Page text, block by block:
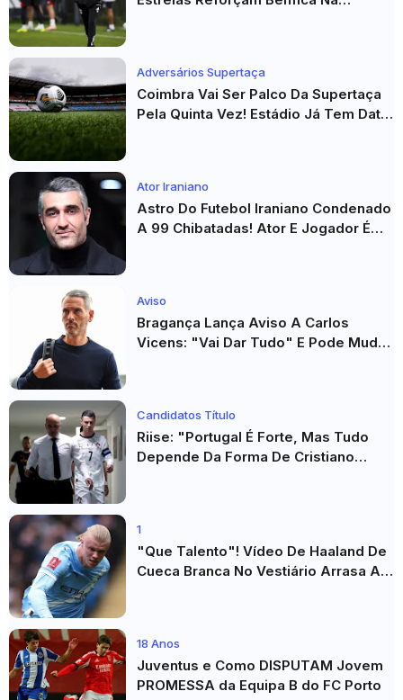
Adversários Supertaça
Coimbra Vai Ser Palco Da Supertaça
Pela Quinta Vez! Estádio Já Tem Data
Ator Iraniano
Astro Do Futebol Iraniano Condenado
A 99 Chibatadas! Ator E Jogador É
Aviso
Bragança Lança Aviso A Carlos
Vicens: "Vai Dar Tudo" E Pode Mudar
Candidatos Título
Riise: "Portugal É Forte, Mas Tudo
Depende Da Forma De Cristiano
1
"Que Talento"! Vídeo De Haaland De
Cueca Branca No Vestiário Arrasa A
18 Anos
Juventus e Como DISPUTAM Jovem
PROMESSA da Equipa B do FC Porto